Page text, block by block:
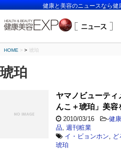
健康と美容のニュースなら健
HOME > 琥珀
琥珀
ヤマノビューティ
んこ＋琥珀」美容
2010/03/16 -健
品 週刊粧業
イ・ビョンホン
ど
琥珀